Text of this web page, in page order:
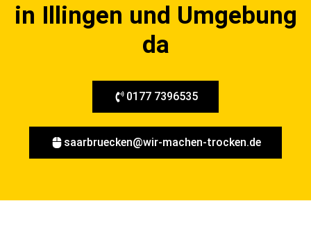
in Illingen und Umgebung
da
0177 7396535
saarbruecken@wir-machen-trocken.de